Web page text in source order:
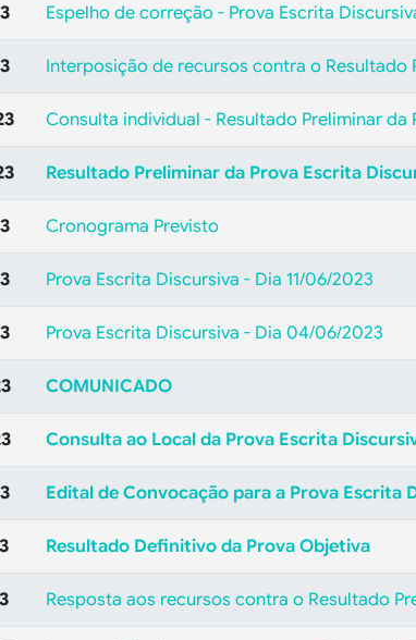
Espelho de correção - Prova Escrita
Interposição de recursos contra o Resultado
Consulta individual - Resultado Preliminar da
Resultado Preliminar da Prova Escrita
Cronograma Previsto
Prova Escrita Discursiva - Dia 11/06/2023
Prova Escrita Discursiva - Dia 04/06/2023
COMUNICADO
Consulta ao Local da Prova Escrita
Edital de Convocação para a Prova Escrita
Resultado Definitivo da Prova Objetiva
Resposta aos recursos contra o Resultado